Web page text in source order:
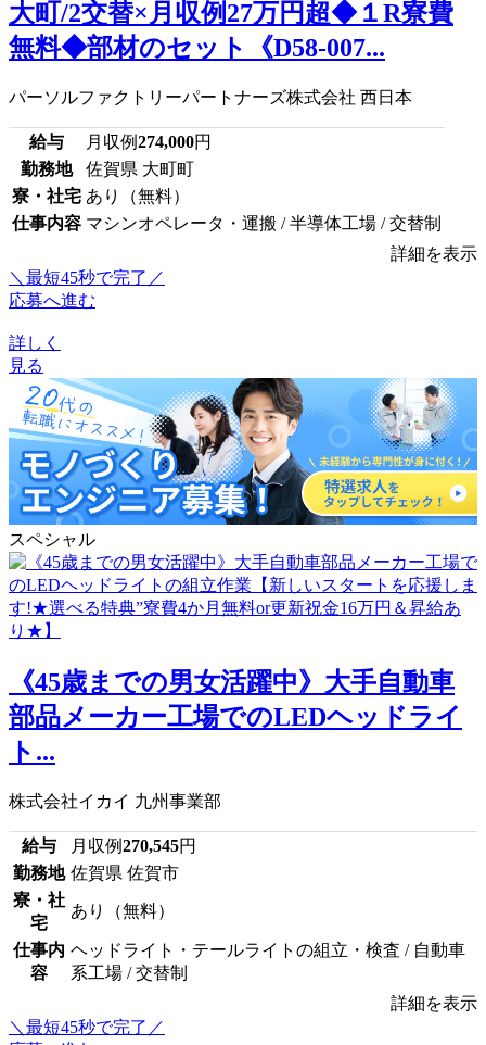
大町/2交替×月収例27万円超◆１R寮費
無料◆部材のセット《D58-007...
パーソルファクトリーパートナーズ株式会社 西日本
給与 月収例274,000円
勤務地
佐賀県 大町町
寮・社宅 あり（無料）
仕事内容 マシンオペレータ・運搬 / 半導体工場 / 交替制
詳細を表示
＼最短45秒で完了／
応募へ進む
詳しく
見る
スペシャル
《45歳までの男女活躍中》大手自動車
部品メーカー工場でのLEDヘッドライ
ト...
株式会社イカイ 九州事業部
給与 月収例270,545円
勤務地 佐賀県 佐賀市
寮・社
宅
あり（無料）
仕事内
容
ヘッドライト・テールライトの組立・検査 / 自動車
系工場 / 交替制
詳細を表示
＼最短45秒で完了／